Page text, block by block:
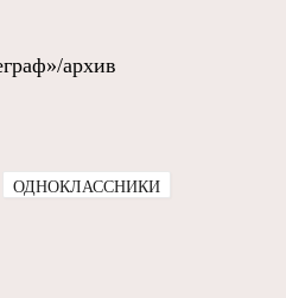
архив
ОДНОКЛАССНИКИ